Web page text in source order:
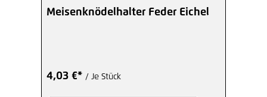
Meisenknödelhalter Feder Eichel
4,03 €* / Je Stück